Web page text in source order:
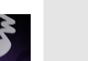
того,